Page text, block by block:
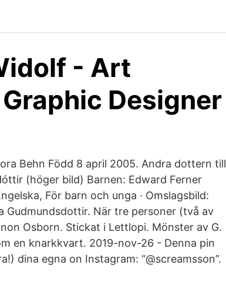
- Art
Designer
Behn Född 8 april 2005. Andra dottern till
(höger bild) Barnen: Edward Ferner
För barn och unga · Omslagsbild:
Gudmundsdottir. När tre personer (två av
Osborn. Stickat i Lettlopi. Mönster av G.
en knarkkvart. 2019-nov-26 - Denna pin
dina egna on Instagram: “@screamsson”.